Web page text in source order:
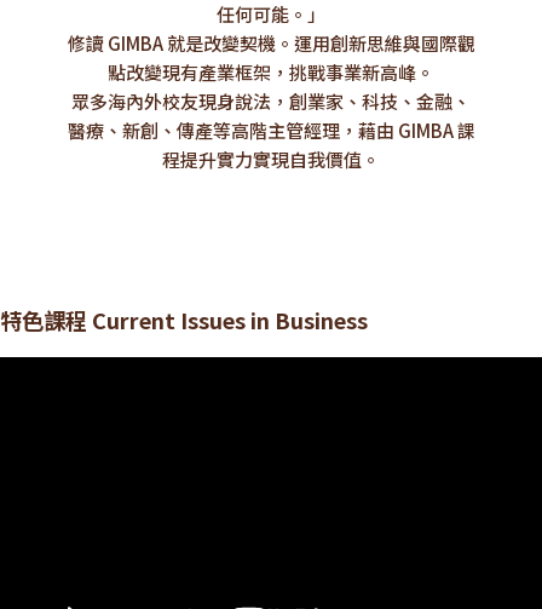
任何可能。」
修讀 GIMBA 就是改變契機。運用創新思維與國際觀
點改變現有產業框架，挑戰事業新高峰。
眾多海內外校友現身說法，創業家、科技、金融、
醫療、新創、傳產等高階主管經理，藉由 GIMBA 課
程提升實力實現自我價值。
特色課程 Current Issues in Business